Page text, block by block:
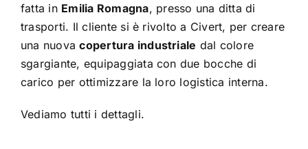
fatta in Emilia Romagna, presso una ditta di
trasporti. Il cliente si è rivolto a Civert, per creare
una nuovacopertura industriale dal colore
sgargiante, equipaggiata con due bocche di
carico per ottimizzare la loro logistica interna.
Vediamo tutti i dettagli.